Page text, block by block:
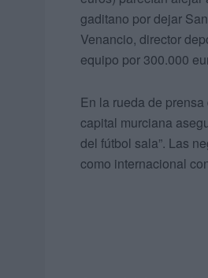
gaditano por dejar
Venancio, director
equipo por 300.000
En la rueda de
capital murciana
del fútbol sala”. Las
como internacional